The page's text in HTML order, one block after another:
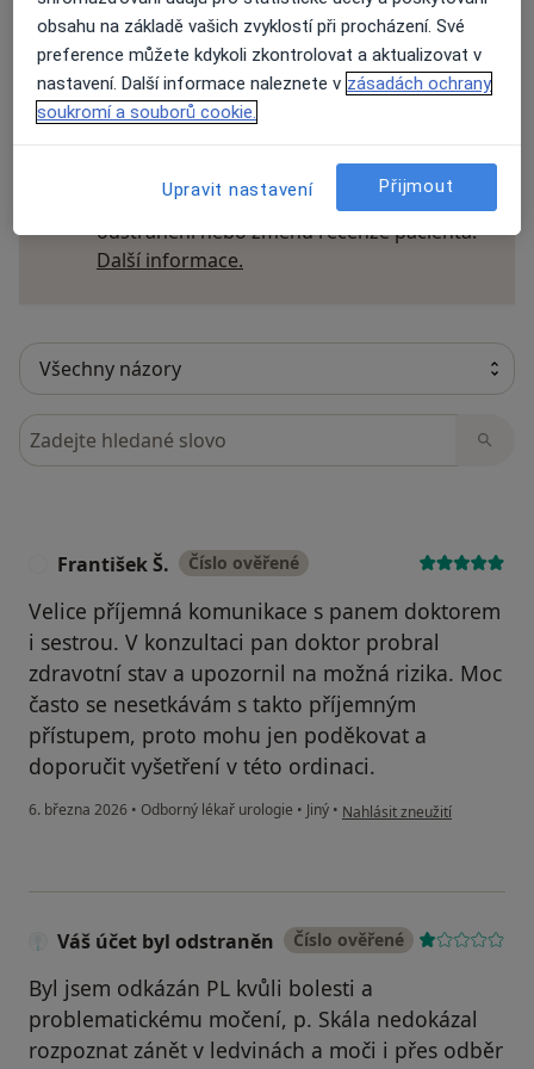
18 názorů
Recenze pacientů jsou pro nás důležité.
Specialisté nemají možnost zaplatit za
odstranění nebo změnu recenze pacienta.
Další informace.
Hledejte v názorech
František Š. Číslo ověřené
Velice příjemná komunikace s panem doktorem
i sestrou. V konzultaci pan doktor probral
zdravotní stav a upozornil na možná rizika. Moc
často se nesetkávám s takto příjemným
přístupem, proto mohu jen poděkovat a
doporučit vyšetření v této ordinaci.
6. března 2026 • Odborný lékař urologie • Jiný • podle názoru uživatele
Nahlásit zneužití
Váš účet byl odstraněn Číslo ověřené
Byl jsem odkázán PL kvůli bolesti a
problematickému močení, p. Skála nedokázal
rozpoznat zánět v ledvinách a moči i přes odběr
obsahu na základě vašich zvyklostí při procházení. Své
preference můžete kdykoli zkontrolovat a aktualizovat v
nastavení. Další informace naleznete v zásadách ochrany
soukromí a souborů cookie.
Upravit nastavení Přijmout